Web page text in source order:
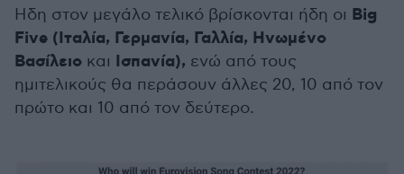
Ηδη στον μεγάλο τελικό βρίσκονται ήδη οι Big
Five (Ιταλία, Γερμανία, Γαλλία, Ηνωμένο
Βασίλειο και Ισπανία), ενώ από τους
ημιτελικούς θα περάσουν άλλες 20, 10 από τον
πρώτο και 10 από τον δεύτερο.